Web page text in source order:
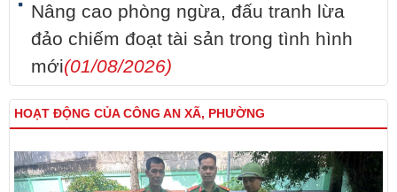
Nâng cao phòng ngừa, đấu tranh lừa
đảo chiếm đoạt tài sản trong tình hình
mới(01/08/2026)
HOẠT ĐỘNG CỦA CÔNG AN XÃ, PHƯỜNG